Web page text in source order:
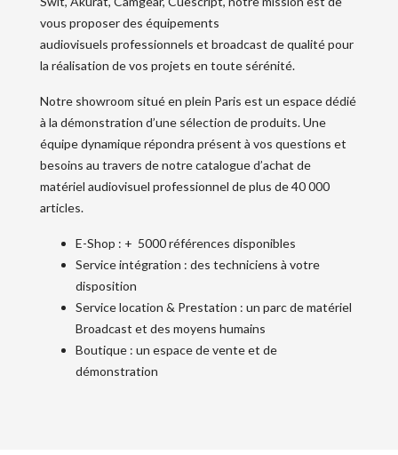
vous proposer des équipements
audiovisuels professionnels et broadcast de qualité pour
la réalisation de vos projets en toute sérénité.
Notre showroom situé en plein Paris est un espace dédié
à la démonstration d’une sélection de produits. Une
équipe dynamique répondra présent à vos questions et
besoins au travers de notre catalogue d’achat de
matériel audiovisuel professionnel de plus de 40 000
articles.
E-Shop : + 5000 références disponibles
Service intégration : des techniciens à votre
disposition
Service location & Prestation : un parc de matériel
Broadcast et des moyens humains
Boutique : un espace de vente et de
démonstration